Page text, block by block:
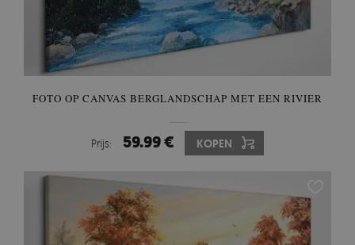
FOTO OP CANVAS BERGLANDSCHAP MET EEN RIVIER
Prijs: 59.99 € KOPEN